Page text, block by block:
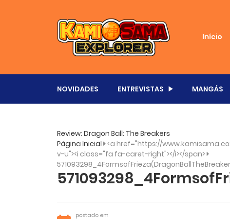
Início
NOVIDADES ENTREVISTAS MANGÁS
Review: Dragon Ball: The Breakers
Página Inicial <a href="https://
v-u"><i class="fa fa-caret-right"></i></span>
postado em